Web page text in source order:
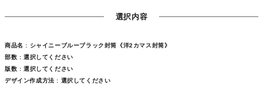
選択内容
商品名 : シャイニーブルーブラック封筒《洋2カマス封筒》
部数 : 選択してください
版数 : 選択してください
デザイン作成方法 : 選択してください